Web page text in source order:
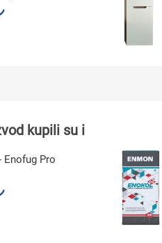
kupili su i
Enofug Pro